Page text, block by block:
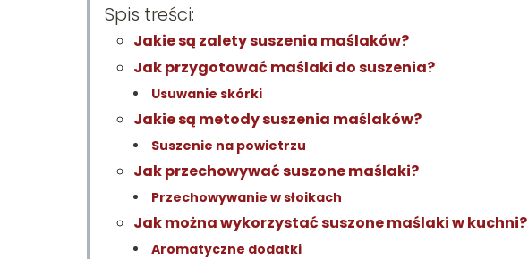
Spis treści:
Jakie są zalety suszenia maślaków?
Jak przygotować maślaki do suszenia?
Usuwanie skórki
Jakie są metody suszenia maślaków?
Suszenie na powietrzu
Jak przechowywać suszone maślaki?
Przechowywanie w słoikach
Jak można wykorzystać suszone maślaki w kuchni?
Aromatyczne dodatki